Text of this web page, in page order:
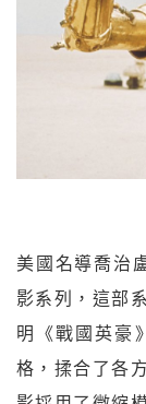
美國名導喬治
影系列，這部
明《戰國英豪
格，揉合了各